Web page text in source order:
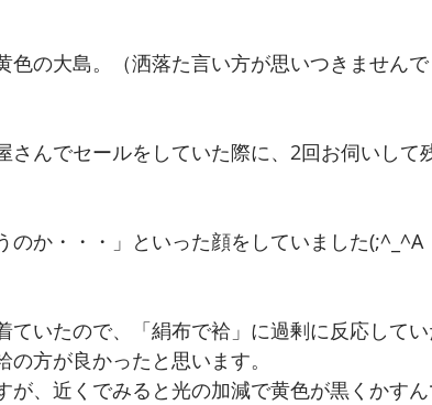
の大島。（洒落た言い方が思いつきませんで
さんでセールをしていた際に、2回お伺いして
のか・・・」といった顔をしていました(;^_^A
ていたので、「絹布で袷」に過剰に反応して
方が良かったと思います。
、近くでみると光の加減で黄色が黒くかすん